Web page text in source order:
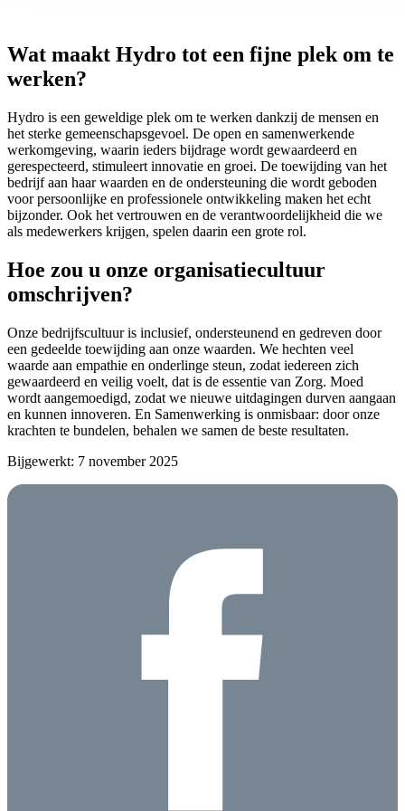
Wat maakt Hydro tot een fijne plek om te
werken?
Hydro is een geweldige plek om te werken dankzij de mensen en
het sterke gemeenschapsgevoel. De open en samenwerkende
werkomgeving, waarin ieders bijdrage wordt gewaardeerd en
gerespecteerd, stimuleert innovatie en groei. De toewijding van het
bedrijf aan haar waarden en de ondersteuning die wordt geboden
voor persoonlijke en professionele ontwikkeling maken het echt
bijzonder. Ook het vertrouwen en de verantwoordelijkheid die we
als medewerkers krijgen, spelen daarin een grote rol.
Hoe zou u onze organisatiecultuur
omschrijven?
Onze bedrijfscultuur is inclusief, ondersteunend en gedreven door
een gedeelde toewijding aan onze waarden. We hechten veel
waarde aan empathie en onderlinge steun, zodat iedereen zich
gewaardeerd en veilig voelt, dat is de essentie van Zorg. Moed
wordt aangemoedigd, zodat we nieuwe uitdagingen durven aangaan
en kunnen innoveren. En Samenwerking is onmisbaar: door onze
krachten te bundelen, behalen we samen de beste resultaten.
Bijgewerkt: 7 november 2025